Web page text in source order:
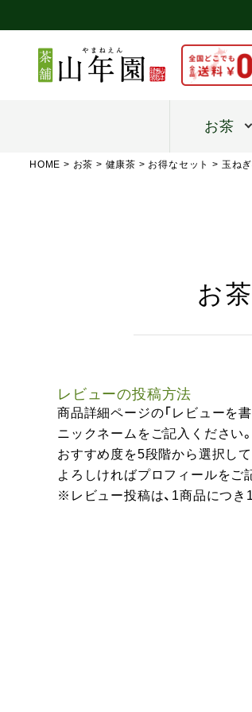
お茶
HOME お茶 健康茶 お得なセット 玉ね
お
レビューの投稿方法
商品詳細ページの「レビューを
ニックネームをご記入ください。
おすすめ度を5段階から選択し
よろしければプロフィールをご
※レビュー投稿は、1商品につき